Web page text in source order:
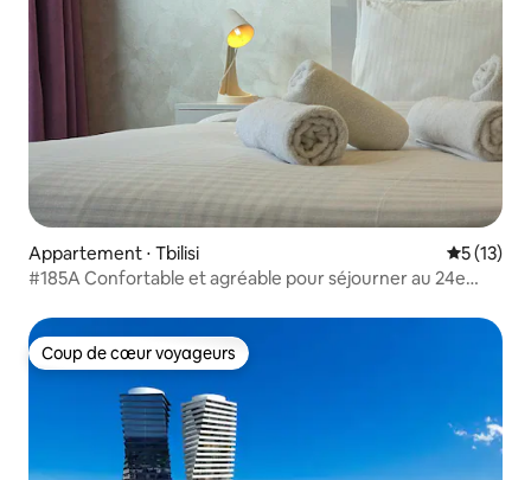
Appartement ⋅ Tbilisi
5 (13)
#185A Confortable et agréable pour séjourner au 24e
Coup de cœur voyageurs
Coup de cœur voyageurs